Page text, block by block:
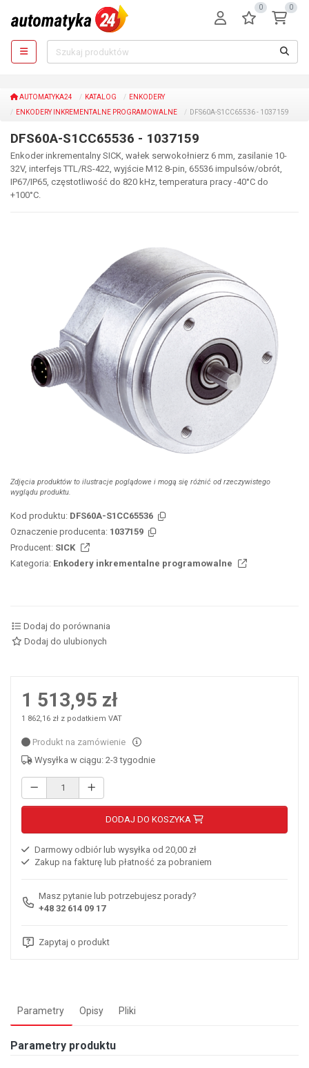
0 0
AUTOMATYKA24 KATALOG
ENKODERY
ENKODERY INKREMENTALNE PROGRAMOWALNE
DFS60A-S1CC65536 - 1037159
DFS60A-S1CC65536 - 1037159
Enkoder inkrementalny SICK, wałek serwokołnierz 6 mm, zasilanie 10-
32V, interfejs TTL/RS-422, wyjście M12 8-pin, 65536 impulsów/obrót,
IP67/IP65, częstotliwość do 820 kHz, temperatura pracy -40°C do
+100°C.
Zdjęcia produktów to ilustracje poglądowe i mogą się różnić od rzeczywistego
wyglądu produktu.
Kod produktu: DFS60A-S1CC65536
Oznaczenie producenta: 1037159
Producent: SICK
Kategoria: Enkodery inkrementalne programowalne
Dodaj do porównania
Dodaj do ulubionych
1 513,95 zł
1 862,16 zł z podatkiem VAT
Produkt na zamówienie
Wysyłka w ciągu: 2-3 tygodnie
DODAJ DO KOSZYKA
Darmowy odbiór lub wysyłka od 20,00 zł
Zakup na fakturę lub płatność za pobraniem
Masz pytanie lub potrzebujesz porady?
+48 32 614 09 17
Zapytaj o produkt
Parametry Opisy Pliki
Parametry produktu